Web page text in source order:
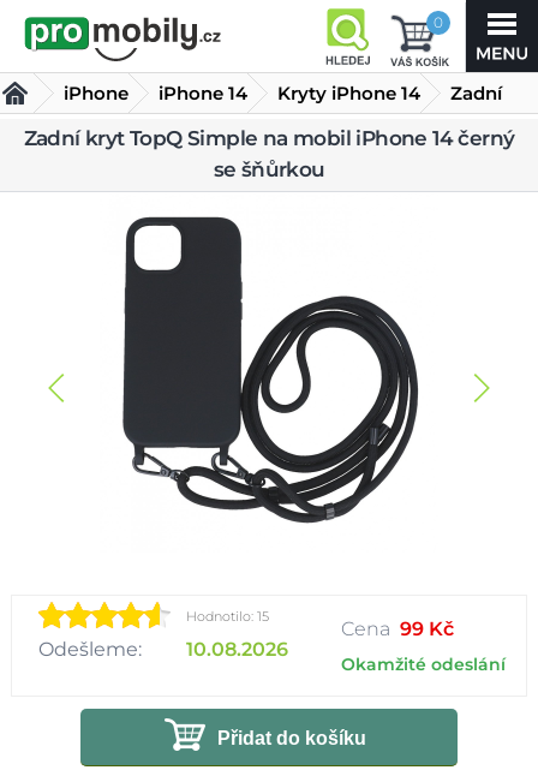
0
iPhone iPhone 14 Kryty iPhone 14
Zadní
kryt
TopQ Simple na mobil iPhone 14 černý se šňůrkou
Zadní kryt TopQ Simple na mobil iPhone 14 černý
se šňůrkou
Hodnotilo: 15
Odešleme: 10.08.2026
Cena 99 Kč
Okamžité odeslání
Přidat do košíku